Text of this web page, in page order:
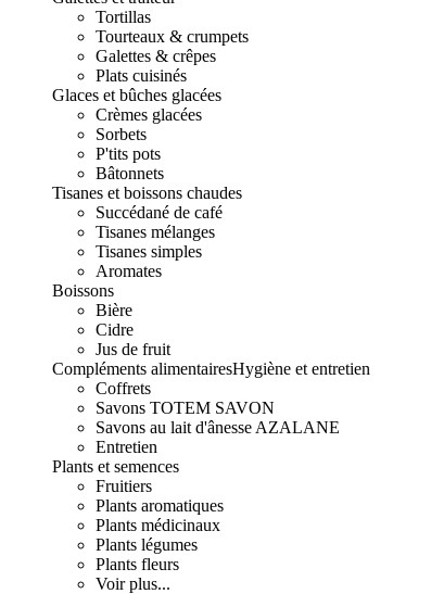
Tortillas
Tourteaux & crumpets
Galettes & crêpes
Plats cuisinés
Glaces et bûches glacées
Crèmes glacées
Sorbets
P'tits pots
Bâtonnets
Tisanes et boissons chaudes
Succédané de café
Tisanes mélanges
Tisanes simples
Aromates
Boissons
Bière
Cidre
Jus de fruit
Compléments alimentairesHygiène et entretien
Coffrets
Savons TOTEM SAVON
Savons au lait d'ânesse AZALANE
Entretien
Plants et semences
Fruitiers
Plants aromatiques
Plants médicinaux
Plants légumes
Plants fleurs
Voir plus...